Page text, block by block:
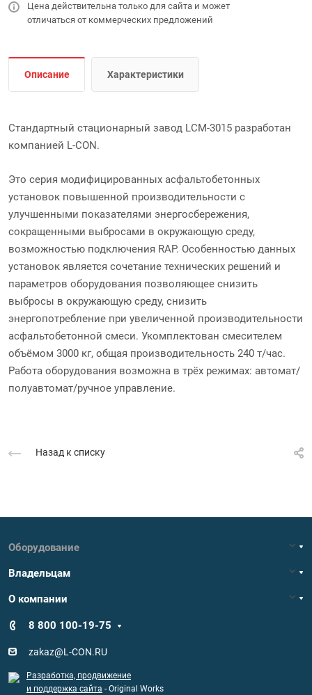
Цена действительна только для сайта и может
отличаться от коммерческих предложений
Описание Характеристики
Стандартный стационарный завод LCM-3015 разработан
компанией L-CON.
Это серия модифицированных асфальтобетонных
установок повышенной производительности с
улучшенными показателями энергосбережения,
сокращенными выбросами в окружающую среду,
возможностью подключения RAP. Особенностью данных
установок является сочетание технических решений и
параметров оборудования позволяющее снизить
выбросы в окружающую среду, снизить
энергопотребление при увеличенной производительности
асфальтобетонной смеси. Укомплектован смесителем
объёмом 3000 кг, общая производительность 240 т/час.
Работа оборудования возможна в трёх режимах: автомат/
полуавтомат/ручное управление.
Назад к списку
Оборудование
Владельцам
О компании
8 800 100-19-75
zakaz@L-CON.RU
Разработка, продвижение
и поддержка сайта - Original Works